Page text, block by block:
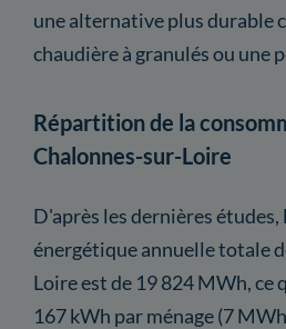
une alternative plus durable
chaudière à granulés ou une
Répartition de la
Chalonnes-sur-Loire
D'après les dernières
énergétique annuelle totale
Loire est de 19 824 MWh, ce
167 kWh par ménage (7